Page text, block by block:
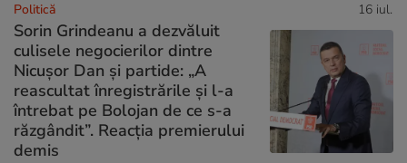
Politică 16 iul.
Sorin Grindeanu a dezvăluit
culisele negocierilor dintre
Nicușor Dan și partide: „A
reascultat înregistrările și l-a
întrebat pe Bolojan de ce s-a
răzgândit”. Reacția premierului
demis